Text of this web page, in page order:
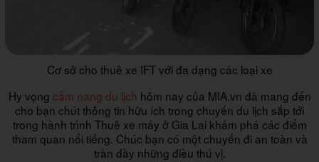
Cơ sở cho thuê xe IFT với đa dạng các loại xe
Hy vọng cẩm nang du lịch hôm nay của MIA.vn đã mang đến
cho bạn chút thông tin hữu ích trong chuyến du lịch sắp tới
trong hành trình Thuê xe máy ở Gia Lai khám phá các điểm
tham quan nổi tiếng. Chúc bạn có một chuyến đi an toàn và
tràn đầy những điều thú vị.